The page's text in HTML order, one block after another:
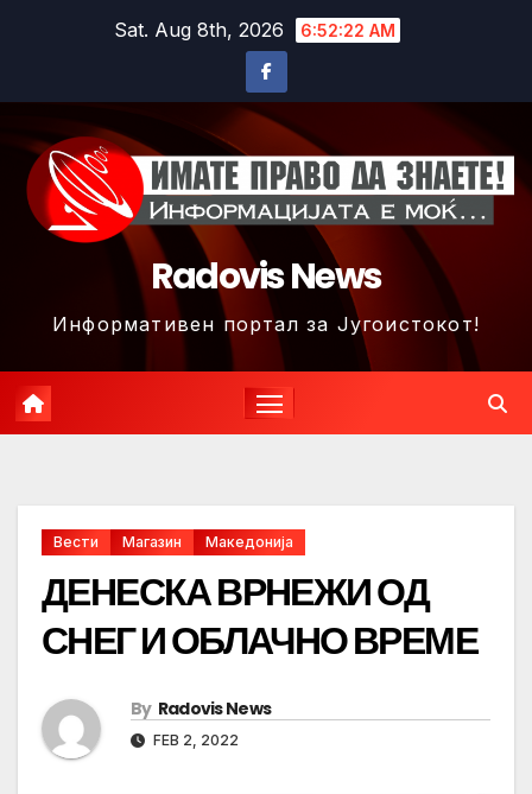
Sat. Aug 8th, 2026 6:52:25 AM
Radovis News
Информативен портал за Југоистокот!
Вести Магазин Македонија
ДЕНЕСКА ВРНЕЖИ ОД
СНЕГ И ОБЛАЧНО ВРЕМЕ
By Radovis News
FEB 2, 2022